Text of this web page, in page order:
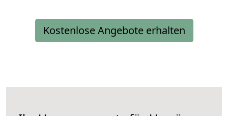
Kostenlose Angebote erhalten